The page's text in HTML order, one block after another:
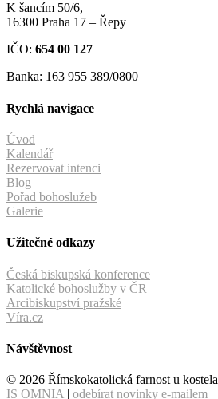
K šancím 50/6,
16300 Praha 17 – Řepy
IČO: 654 00 127
Banka: 163 955 389/0800
Rychlá navigace
Úvod
Kalendář
Rezervovat intenci
Blog
Pořad bohoslužeb
Galerie
Užitečné odkazy
Česká biskupská konference
Katolické bohoslužby v ČR
Arcibiskupství pražské
Víra.cz
Návštěvnost
© 2026 Římskokatolická farnost u
IS OMNIA | odebírat novinky e-mailem